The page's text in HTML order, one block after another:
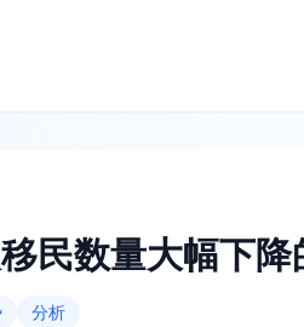
民数量大幅下降
分析